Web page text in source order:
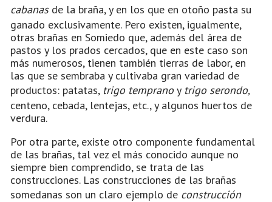
cabanasde la braña, y en los que en otoño pasta su
ganado exclusivamente. Pero existen, igualmente,
otras brañas en Somiedo que, además del área de
pastos y los prados cercados, que en este caso son
más numerosos, tienen también tierras de labor, en
las que se sembraba y cultivaba gran variedad de
productos: patatas, trigo tempranoy trigo serondo,
centeno, cebada, lentejas, etc., y algunos huertos de
verdura.
Por otra parte, existe otro componente fundamental
de las brañas, tal vez el más conocido aunque no
siempre bien comprendido, se trata de las
construcciones. Las construcciones de las brañas
somedanas son un claro ejemplo de construcción